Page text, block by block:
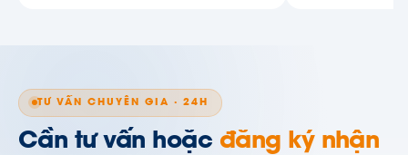
TƯ VẤN CHUYÊN GIA · 24H
Cần tư vấn hoặc đăng ký nhận